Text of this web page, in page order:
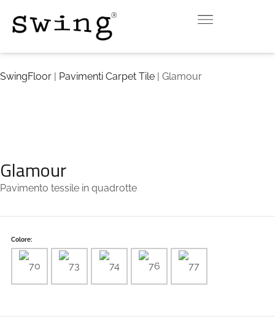
SwingFloor | Pavimenti Carpet Tile | Glamour
Glamour
Pavimento tessile in quadrotte
Colore: